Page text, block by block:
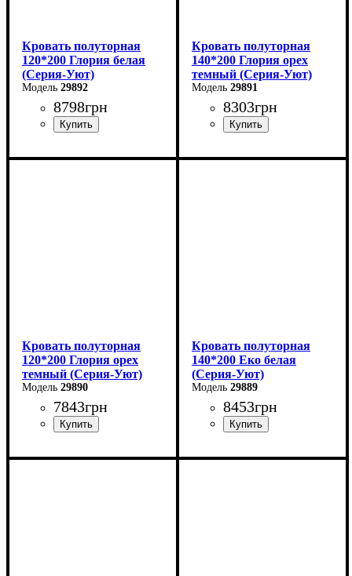
Кровать полуторная
120*200 Глория белая
(Серия-Уют)
29892
8798грн
Ширина: 120 см
Кровать полуторная
140*200 Глория орех
темный (Серия-Уют)
29891
8303грн
Ширина: 140 см
Кровать полуторная
120*200 Глория орех
темный (Серия-Уют)
29890
7843грн
Ширина: 120 см
Кровать полуторная
140*200 Еко белая
(Серия-Уют)
29889
8453грн
Ширина: 144 см